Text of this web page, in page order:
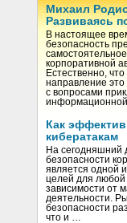
Михаил
Развиваясь
В настоящее
безопасность
корпоративной
Естественно,
направление это
с вопросами
Как
кибератакам
На сегодняшний
безопасности
является одной
целей для любой
зависимости от
деятельности.
безопасности
что и …